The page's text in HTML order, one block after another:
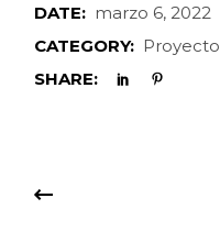
DATE: marzo 6, 2022
CATEGORY: Proyecto
SHARE: